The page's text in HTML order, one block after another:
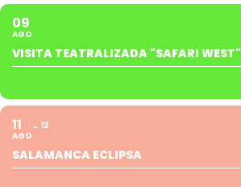
09
AGO
VISITA TEATRALIZADA "SAFARI WEST"
11
AGO
12
SALAMANCA ECLIPSA